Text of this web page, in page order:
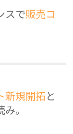
スで販売コ
新規開拓と
。